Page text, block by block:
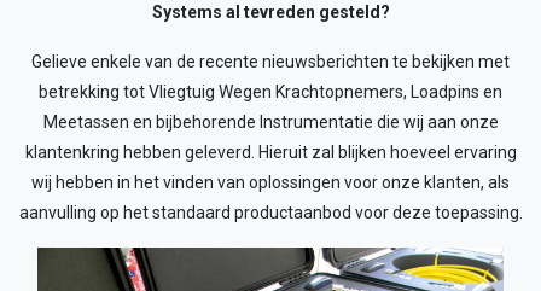
Systems al tevreden gesteld?
Gelieve enkele van de recente nieuwsberichten te bekijken met
betrekking tot Vliegtuig Wegen Krachtopnemers, Loadpins en
Meetassen en bijbehorende Instrumentatie die wij aan onze
klantenkring hebben geleverd. Hieruit zal blijken hoeveel ervaring
wij hebben in het vinden van oplossingen voor onze klanten, als
aanvulling op het standaard productaanbod voor deze toepassing.